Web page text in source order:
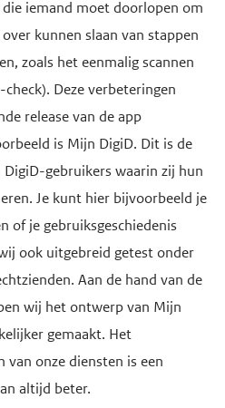
iemand moet doorlopen om
kunnen slaan van stappen
zoals het eenmalig scannen
Deze verbeteringen
release van de app
is Mijn DigiD. Dit is de
gebruikers waarin zij hun
Je kunt hier bijvoorbeeld je
of je gebruiksgeschiedenis
ook uitgebreid getest onder
Aan de hand van de
wij het ontwerp van Mijn
gemaakt. Het
van onze diensten is een
altijd beter.